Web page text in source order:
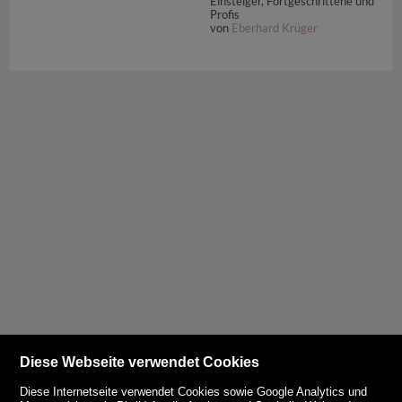
Profis
von Eberhard Krüger
Diese Webseite verwendet Cookies
Diese Internetseite verwendet Cookies sowie Google Analytics und